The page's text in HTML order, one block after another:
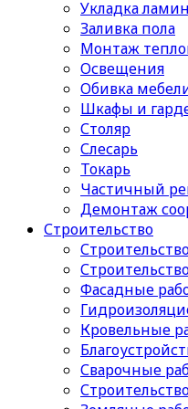
Укладка
Заливка пола
Монтаж
Освещения
Обивка
Шкафы и
Столяр
Слесарь
Токарь
Частичный
Демонтаж
Строительство
Фасадные
Кровельные
Сварочные